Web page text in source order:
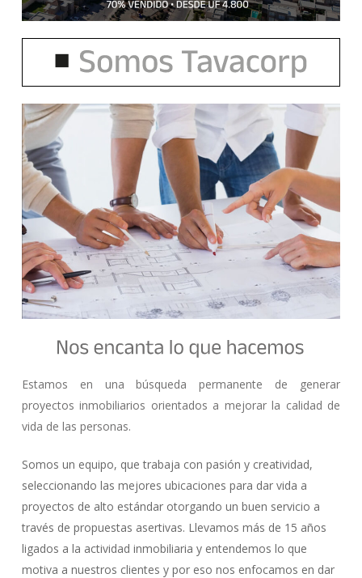
Estamos en una búsqueda permanente de generar
proyectos inmobiliarios orientados a mejorar la calidad de
vida de las personas.
Somos un equipo, que trabaja con pasión y creatividad,
seleccionando las mejores ubicaciones para dar vida a
proyectos de alto estándar otorgando un buen servicio a
través de propuestas asertivas. Llevamos más de 15 años
ligados a la actividad inmobiliaria y entendemos lo que
motiva a nuestros clientes y por eso nos enfocamos en dar